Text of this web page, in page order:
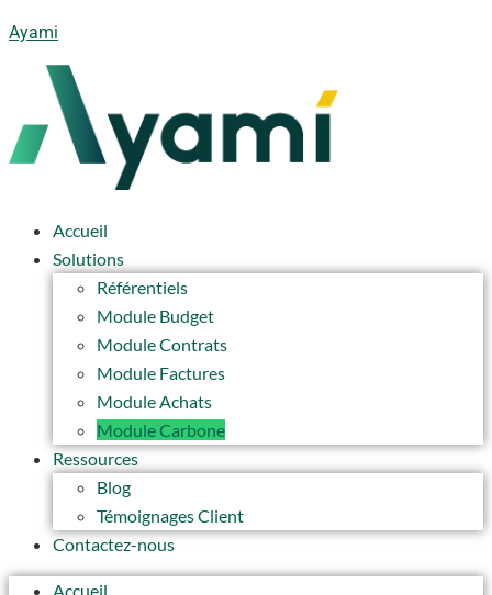
Ayami
Accueil
Solutions
Référentiels
Module Budget
Module Contrats
Module Factures
Module Achats
Module Carbone
Ressources
Blog
Témoignages Client
Contactez-nous
Accueil